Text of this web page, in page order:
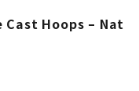
Cast Hoops – Nat